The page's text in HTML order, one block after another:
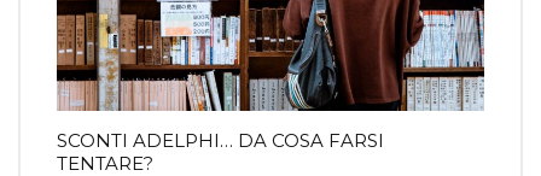
SCONTI ADELPHI… DA COSA FARSI
TENTARE?